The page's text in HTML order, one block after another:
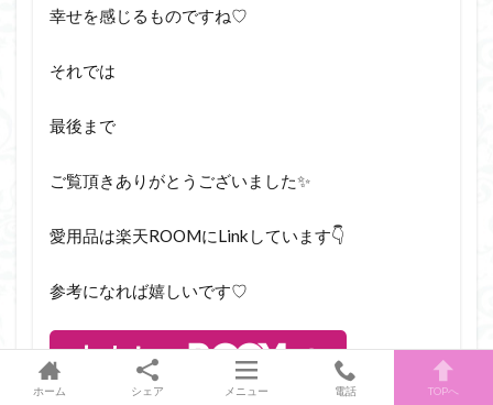
幸せを感じるものですね♡
それでは
最後まで
ご覧頂きありがとうございました✨
愛用品は楽天ROOMにLinkしています👇
参考になれば嬉しいです♡
ホーム シェア メニュー 電話 TOPへ